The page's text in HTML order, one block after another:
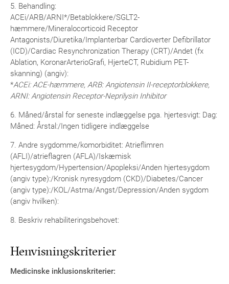
5. Behandling:
ACEi/ARB/ARNI*/Betablokkere/SGLT2-
hæmmere/Mineralocorticoid Receptor
Antagonists/Diuretika/Implanterbar Cardioverter Defibrillator
(ICD)/Cardiac Resynchronization Therapy (CRT)/Andet (fx
Ablation, KoronarArterioGrafi, HjerteCT, Rubidium PET-
skanning) (angiv):
*ACEi: ACE-hæmmere, ARB: Angiotensin II-receptorblokkere,
ARNI: Angiotensin Receptor-Neprilysin Inhibitor
6. Måned/årstal for seneste indlæggelse pga. hjertesvigt: Dag:
Måned: Årstal:/Ingen tidligere indlæggelse
7. Andre sygdomme/komorbiditet: Atrieflimren
(AFLI)/atrieflagren (AFLA)/Iskæmisk
hjertesygdom/Hypertension/Apopleksi/Anden hjertesygdom
(angiv type):/Kronisk nyresygdom (CKD)/Diabetes/Cancer
(angiv type):/KOL/Astma/Angst/Depression/Anden sygdom
(angiv hvilken):
8. Beskriv rehabiliteringsbehovet:
Henvisningskriterier
Medicinske inklusionskriterier: